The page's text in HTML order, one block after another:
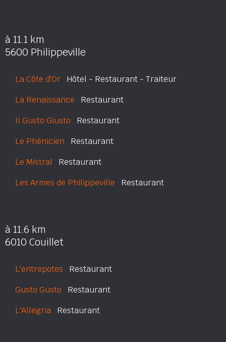
à 11.1 km
5600 Philippeville
La Côte d'Or Hôtel - Restaurant - Traiteur
La Renaissance Restaurant
Il Gusto Giusto Restaurant
Le Phénicien Restaurant
Le Mistral Restaurant
Les Armes de Philippeville Restaurant
à 11.6 km
6010 Couillet
L'entrepotes Restaurant
Gusto Gusto Restaurant
L'Allegria Restaurant